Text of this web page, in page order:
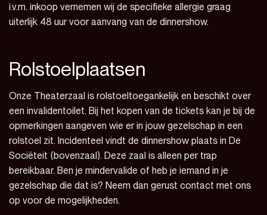
i.v.m. inkoop vernemen wij de specifieke allergie graag
uiterlijk 48 uur voor aanvang van de dinnershow.
Rolstoelplaatsen
Onze Theaterzaal is rolstoeltoegankelijk en beschikt over
een invalidentoilet. Bij het kopen van de tickets kan je bij de
opmerkingen aangeven wie er in jouw gezelschap in een
rolstoel zit. Incidenteel vindt de dinnershow plaats in De
Sociëteit (bovenzaal). Deze zaal is alleen per trap
bereikbaar. Ben je mindervalide of heb je iemand in je
gezelschap die dat is? Neem dan gerust contact met ons
op voor de mogelijkheden.